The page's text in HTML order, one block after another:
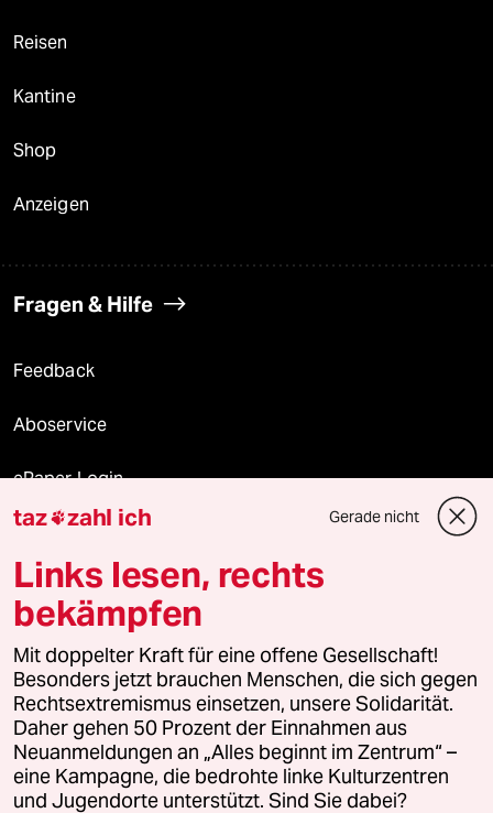
Reisen
Kantine
Shop
Anzeigen
Fragen & Hilfe
Feedback
Aboservice
ePaper Login
Downloads für Abonnierende
© 2026 taz Verlags und Vertriebs GmbH
Alle Rechte vorbehalten. Bei rechtlichen Fragen oder für Genehmigungen
wenden Sie sich bitte an
lizenzen@taz.de
Feedback Redaktionsstatut Kommune-Richtlinien
Leitlinie Informant Datenschutz Impressum AGB
taz zahl ich Gerade nicht
Links lesen, rechts
bekämpfen
Mit doppelter Kraft für eine offene Gesellschaft!
Besonders jetzt brauchen Menschen, die sich gegen
Rechtsextremismus einsetzen, unsere Solidarität.
Daher gehen 50 Prozent der Einnahmen aus
Neuanmeldungen an „Alles beginnt im Zentrum“ –
eine Kampagne, die bedrohte linke Kulturzentren
und Jugendorte unterstützt. Sind Sie dabei?